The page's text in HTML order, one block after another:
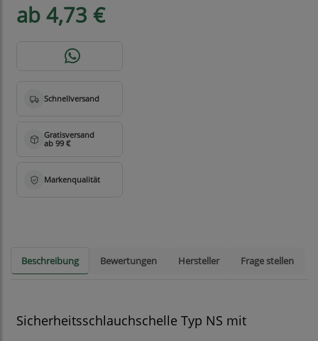
ab 4,73 €
Beschreibung Bewertungen Hersteller Frage stellen
Sicherheitsschlauchschelle Typ NS mit